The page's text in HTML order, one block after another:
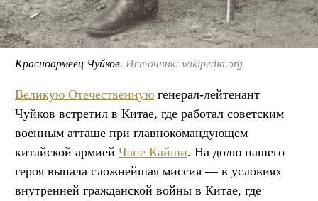
Красноармеец Чуйков. Источник: wikipedia.org
Великую Отечественную генерал-лейтенант
Чуйков встретил в Китае, где работал советским
военным атташе при главнокомандующем
китайской армией Чане Кайши. На долю нашего
героя выпала сложнейшая миссия — в условиях
внутренней гражданской войны в Китае, где